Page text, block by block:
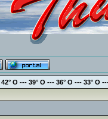
O --- 39° O --- 36° O --- 33° O